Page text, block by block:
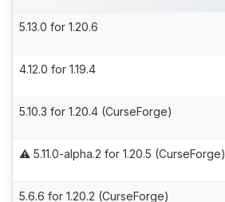
5.13.0 for 1.20.6
4.12.0 for 1.19.4
5.10.3 for 1.20.4 (CurseForge)
⚠️ 5.11.0-alpha.2 for 1.20.5 (CurseForge)
5.6.6 for 1.20.2 (CurseForge)